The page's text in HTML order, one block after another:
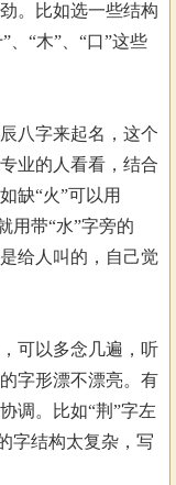
。比如选一些结构
、“木”、“口”这些
八字来起名，这个
业的人看看，结合
缺“火”可以用
用带“水”字旁的
给人叫的，自己觉
可以多念几遍，听
字形漂不漂亮。有
调。比如“荆”字左
字结构太复杂，写